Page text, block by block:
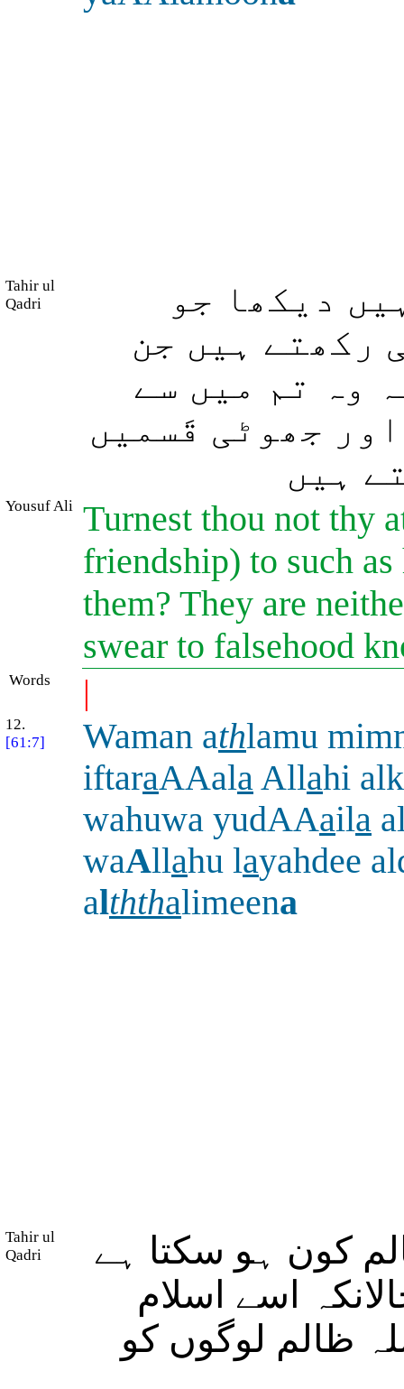
Tahir ul
Qadri
دیکھا جو
رکھتے ہیں جن
وہ تم میں سے
جھوٹی قَسمیں
ہیں
Yousuf Ali Turnest thou not thy
friendship) to such
them? They are
swear to falsehood
Words |
12.
[61:7]
Waman athlamu
iftaraAAalaAllahi
wahuwa yudAAaila
waAllahu layahdee
alththalimeena
Tahir ul
Qadri
کون ہو سکتا ہے
اسے اسلام
ظالم لوگوں کو